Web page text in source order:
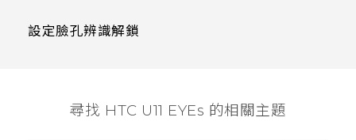
設定臉孔辨識解鎖
尋找 HTC U11 EYEs 的相關主題